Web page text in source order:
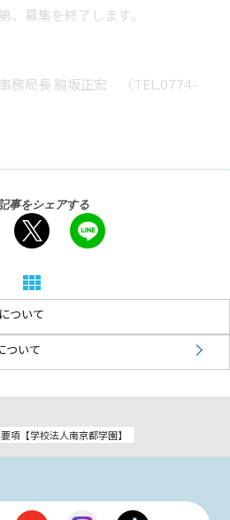
、募集を終了します。
務局長 脇坂正宏 （TEL.0774-
事をシェアする
ついて
ついて
項【学校法人南京都学園】